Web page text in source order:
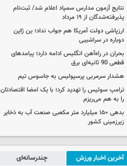
نتایج آزمون مدارس سمپاد اعلام شد/ ثبت‌نام
پذیرفته‌شدگان از ۱۹ مرداد
ارزپاشی دولت آمریکا هم جواب نداد؛ ین ژاپن
دوباره در سراشیبی
بحران در راه‌آهن انگلیس ادامه دارد؛ پیامدهای
قطعی 90 ثانیه‌ای برق
هشدار سرمربی پرسپولیس به جاسوس تیم
ترامپ سوئیس را تهدید کرد؛ با یک امضا اقتصادتان
را به هم می‌ریزم
بدهی ۱۵۰ میلیارد متر مکعبی صنعت آب به ذخایر
زیرزمینی کشور
آخرین اخبار ورزش چندرسانه‌ای